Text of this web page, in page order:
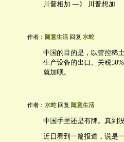
川普相加 —》 川普想加
作者： 随意生活 回复 水蛇
中国的目的是，以管控稀
生产设备的出口。关税
就加呗。
作者： 水蛇 回复 随意生活
中国手里还是有牌。真到
近日看到一篇报道，说是